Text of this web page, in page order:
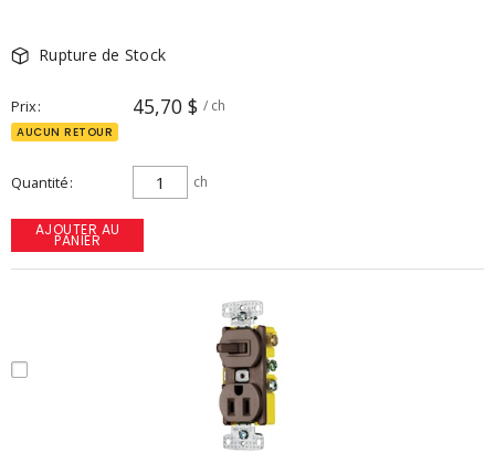
Rupture de Stock
Prix 45,70 $ / ch
AUCUN RETOUR
Quantité ch
AJOUTER AU
PANIER